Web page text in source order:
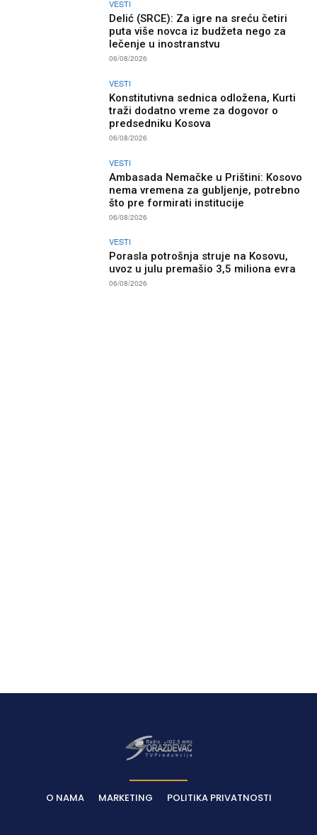
VESTI
Delić (SRCE): Za igre na sreću četiri
puta više novca iz budžeta nego za
lečenje u inostranstvu
06/08/2026
VESTI
Konstitutivna sednica odložena, Kurti
traži dodatno vreme za dogovor o
predsedniku Kosova
06/08/2026
VESTI
Ambasada Nemačke u Prištini: Kosovo
nema vremena za gubljenje, potrebno
što pre formirati institucije
06/08/2026
VESTI
Porasla potrošnja struje na Kosovu,
uvoz u julu premašio 3,5 miliona evra
06/08/2026
O NAMA MARKETING POLITIKA PRIVATNOSTI